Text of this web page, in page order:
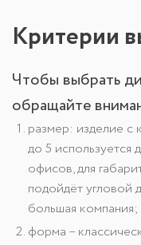
Критерии
Чтобы выбрать
обращайте
размер: изделие с
до 5
офисов, для
подойдёт угловой
большая компания;
форма –